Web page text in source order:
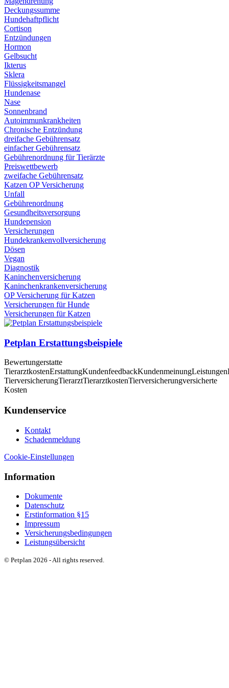
Deckungssumme
Hundehaftpflicht
Cortison
Entzündungen
Hormon
Gelbsucht
Ikterus
Sklera
Flüssigkeitsmangel
Hundenase
Nase
Sonnenbrand
Autoimmunkrankheiten
Chronische Entzündung
dreifache Gebührensatz
einfacher Gebührensatz
Gebührenordnung für Tierärzte
Preiswettbewerb
zweifache Gebührensatz
Katzen OP Versicherung
Unfall
Gebührenordnung
Gesundheitsversorgung
Hundepension
Versicherungen
Hundekrankenvollversicherung
Dösen
Vegan
Diagnostik
Kaninchenversicherung
Kaninchenkrankenversicherung
OP Versicherung für Katzen
Versicherungen für Hunde
Versicherungen für Katzen
Petplan Erstattungsbeispiele
Bewertungerstatte
TierarztkostenErstattungKundenfeedbackKundenmeinungLeistungen
TierversicherungTierarztTierarztkostenTierversicherungversicherte
Kosten
Kundenservice
Kontakt
Schadenmeldung
Cookie-Einstellungen
Information
Dokumente
Datenschutz
Erstinformation §15
Impressum
Versicherungsbedingungen
Leistungsübersicht
© Petplan 2026 - All rights reserved.